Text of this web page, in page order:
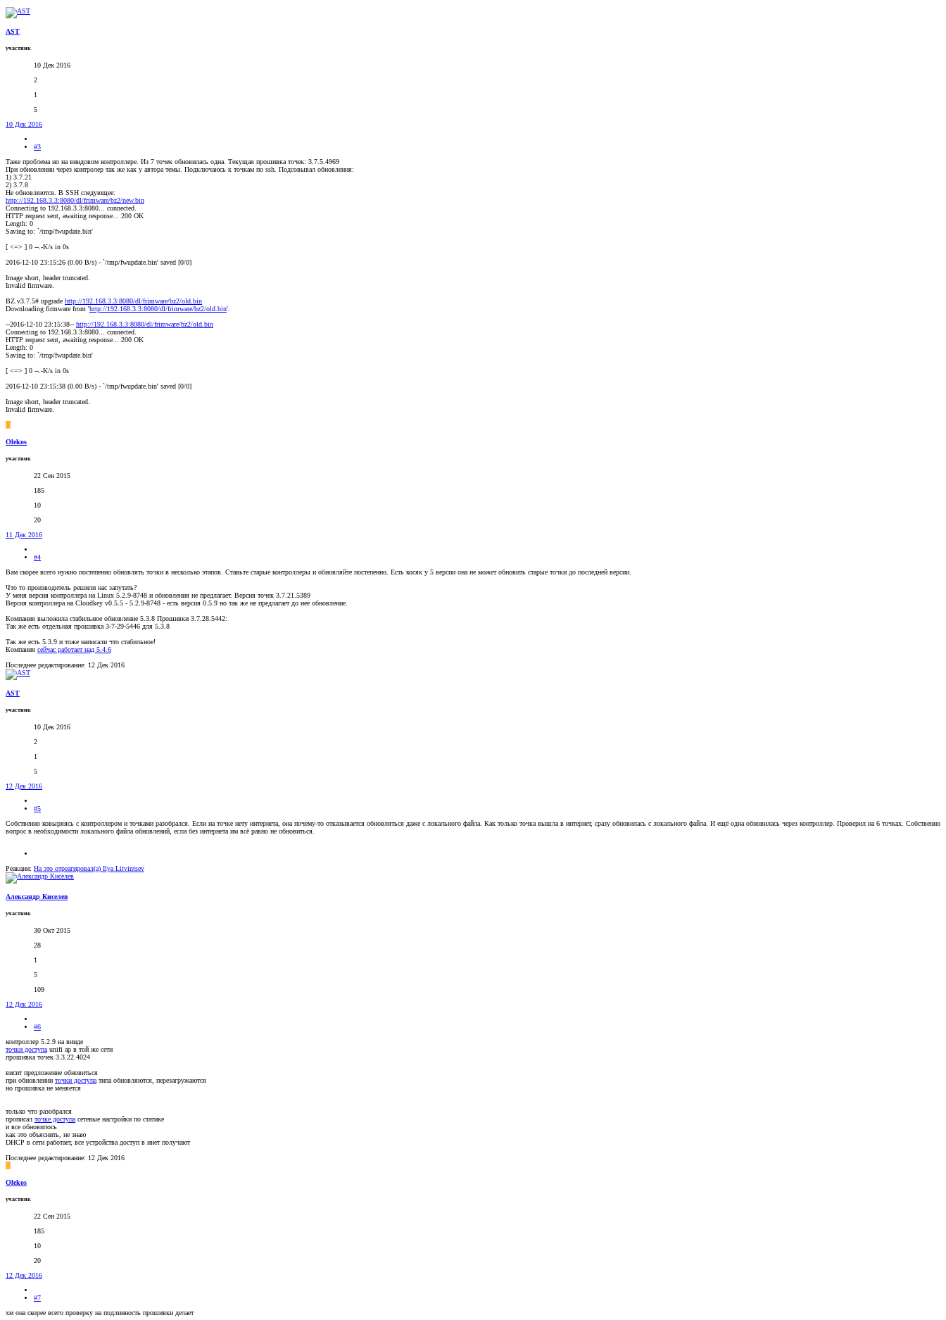
AST
участник
10 Дек 2016
2
1
5
10 Дек 2016
#3
Таже проблема но на виндовом контроллере. Из 7 точек обновилась одна. Текущая прошивка точек: 3.7.5.4969
При обновлении через контролер так же как у автора темы. Подключаюсь к точкам по ssh. Подсовывал обновления:
1) 3.7.21
2) 3.7.8
Не обновляются. В SSH следующее:
http://192.168.3.3:8080/dl/frimware/bz2/new.bin
Connecting to 192.168.3.3:8080... connected.
HTTP request sent, awaiting response... 200 OK
Length: 0
Saving to: `/tmp/fwupdate.bin'
[ <=> ] 0 --.-K/s in 0s
2016-12-10 23:15:26 (0.00 B/s) - `/tmp/fwupdate.bin' saved [0/0]
Image short, header truncated.
Invalid firmware.
BZ.v3.7.5# upgrade http://192.168.3.3:8080/dl/frimware/bz2/old.bin
Downloading firmware from 'http://192.168.3.3:8080/dl/frimware/bz2/old.bin'.
--2016-12-10 23:15:38-- http://192.168.3.3:8080/dl/frimware/bz2/old.bin
Connecting to 192.168.3.3:8080... connected.
HTTP request sent, awaiting response... 200 OK
Length: 0
Saving to: `/tmp/fwupdate.bin'
[ <=> ] 0 --.-K/s in 0s
2016-12-10 23:15:38 (0.00 B/s) - `/tmp/fwupdate.bin' saved [0/0]
Image short, header truncated.
Invalid firmware.
O
Olekos
участник
22 Сен 2015
185
10
20
11 Дек 2016
#4
Вам скорее всего нужно постепенно обновлять точки в несколько этапов. Ставьте старые контроллеры и обновляйте постепенно. Есть косяк у 5 версии она не может обновить старые точки до последней версии.
Что то производитель решили нас запутать?
У меня версия контроллера на Linux 5.2.9-8748 и обновления не предлагает. Версия точек 3.7.21.5389
Версия контроллера на Cloudkey v0.5.5 - 5.2.9-8748 - есть версия 0.5.9 но так же не предлагает до нее обновление.
Компания выложила стабильное обновление 5.3.8 Прошивки 3.7.28.5442:
Так же есть отдельная прошивка 3-7-29-5446 для 5.3.8
Так же есть 5.3.9 и тоже написали что стабильное!
Компания сейчас работает над 5.4.6
Последнее редактирование: 12 Дек 2016
AST
участник
10 Дек 2016
2
1
5
12 Дек 2016
#5
Собственно ковыряясь с контроллером и точками разобрался. Если на точке нету интернета, она почему-то отказывается обновляться даже с локального файла. Как только точка вышла в интернет, сразу обновилась с локального файла. И ещё одна обновилась через контроллер. Проверил на 6 точках. Собственно
вопрос в необходимости локального файла обновлений, если без интернета им всё равно не обновиться.
Реакции: На это отреагировал(а) Ilya Litvintsev
Александр Киселев
участник
30 Окт 2015
28
1
5
109
12 Дек 2016
#6
контроллер 5.2.9 на винде
точки доступа unifi ap в той же сети
прошивка точек 3.3.22.4024
висит предложение обновиться
при обновлении точки доступа типа обновляются, перезагружаются
но прошивка не меняется
только что разобрался
прописал точке доступа сетевые настройки по статике
и все обновилось
как это объяснить, не знаю
DHCP в сети работает, все устройства доступ в инет получают
Последнее редактирование: 12 Дек 2016
O
Olekos
участник
22 Сен 2015
185
10
20
12 Дек 2016
#7
хм она скорее всего проверку на подлинность прошивки делает